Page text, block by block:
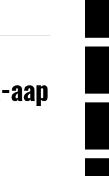
аар